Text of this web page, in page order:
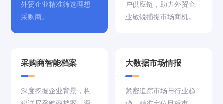
外贸企业精准筛选理想
采购商。
户供应链，助力外贸企
业敏锐捕捉市场商机。
采购商智能档案
深度挖掘企业背景，构
大数据市场情报
紧密追踪市场与行业趋